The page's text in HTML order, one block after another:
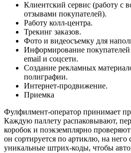
Клиентский сервис (работу с
отзывами покупателей).
Работу колл-центра.
Трекинг заказов.
Фото и видеосъемку для
Информирование покупателей
email и соцсети.
Создание рекламных
полиграфии.
Интернет-продвижение.
Приемка
Фулфилмент-оператор принимает
Каждую паллету распаковывают,
коробок и поэкземплярно
он сортируется по артиклю, на него
уникальные штрих-коды, чтобы